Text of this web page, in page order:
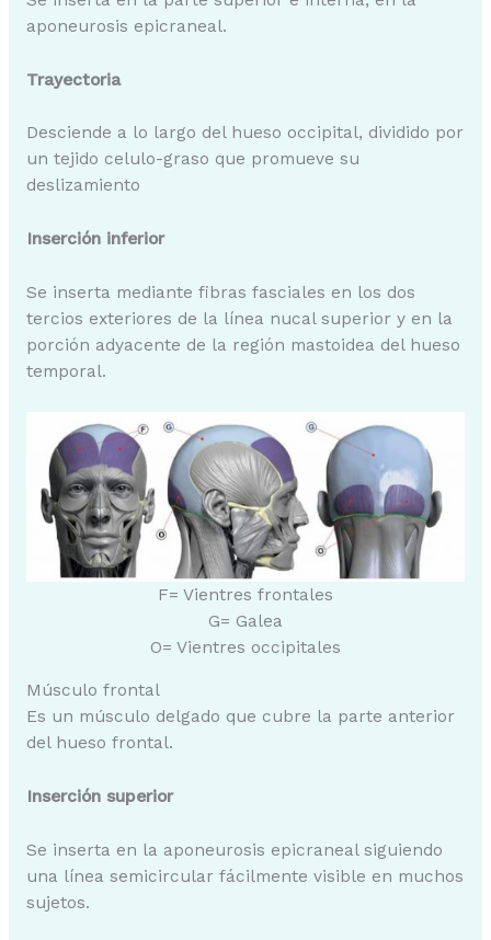
aponeurosis epicraneal.
Trayectoria
Desciende a lo largo del hueso occipital, dividido por
un tejido celulo-graso que promueve su
deslizamiento
Inserción inferior
Se inserta mediante fibras fasciales en los dos
tercios exteriores de la línea nucal superior y en la
porción adyacente de la región mastoidea del hueso
temporal.
F= Vientres frontales
G= Galea
O= Vientres occipitales
Músculo frontal
Es un músculo delgado que cubre la parte anterior
del hueso frontal.
Inserción superior
Se inserta en la aponeurosis epicraneal siguiendo
una línea semicircular fácilmente visible en muchos
sujetos.